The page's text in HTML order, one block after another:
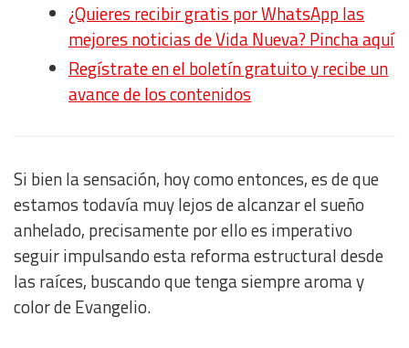
¿Quieres recibir gratis por WhatsApp las
mejores noticias de Vida Nueva? Pincha aquí
Regístrate en el boletín gratuito y recibe un
avance de los contenidos
Si bien la sensación, hoy como entonces, es de que
estamos todavía muy lejos de alcanzar el sueño
anhelado, precisamente por ello es imperativo
seguir impulsando esta reforma estructural desde
las raíces, buscando que tenga siempre aroma y
color de Evangelio.